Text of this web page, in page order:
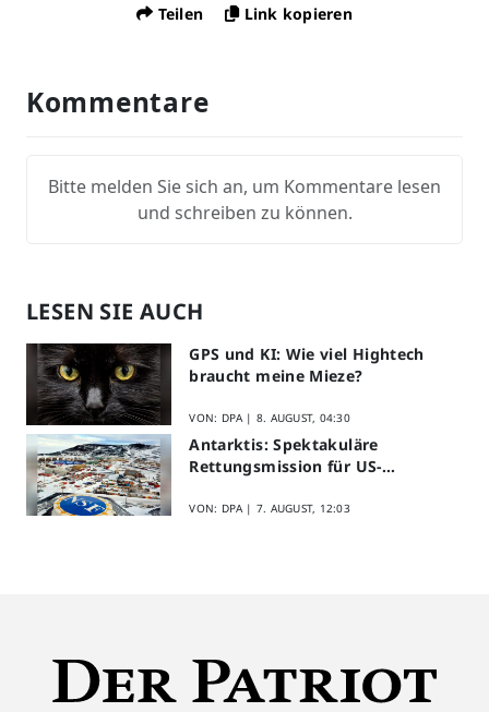
Teilen
Link kopieren
Kommentare
Bitte melden Sie sich an, um Kommentare lesen
und schreiben zu können.
LESEN SIE AUCH
GPS und KI: Wie viel Hightech
braucht meine Mieze?
VON: DPA | 8. AUGUST, 04:30
Antarktis: Spektakuläre
Rettungsmission für US-
VON: DPA | 7. AUGUST, 12:03